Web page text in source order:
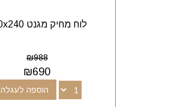
לוח מחיק מגנט 120x240
₪988
₪690
הוספה לעגלה